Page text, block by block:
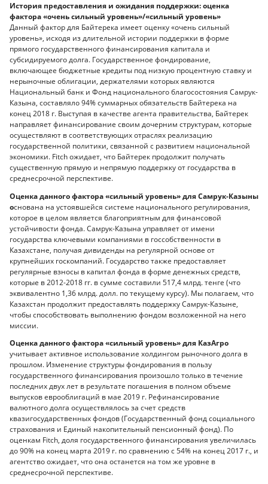
История предоставления и ожидания поддержки: оценка
фактора «очень сильный уровень»/«сильный уровень»
Данный фактор для Байтерека имеет оценку «очень сильный
уровень», исходя из длительной истории поддержки в форме
прямого государственного финансирования капитала и
субсидируемого долга. Государственное фондирование,
включающее бюджетные кредиты под низкую процентную ставку и
нерыночные облигации, держателями которых являются
Национальный банк и Фонд национального благосостояния Самрук-
Казына, составляло 94% суммарных обязательств Байтерека на
конец 2018 г. Выступая в качестве агента правительства, Байтерек
направляет финансирование своим дочерним структурам, которые
осуществляют в соответствующих отраслях реализацию
государственной политики, связанной с развитием национальной
экономики. Fitch ожидает, что Байтерек продолжит получать
существенную прямую и непрямую поддержку от государства в
среднесрочной перспективе.
Оценка данного фактора «сильный уровень» для Самрук-Казыны
основана на устоявшейся системе национального регулирования,
которое в целом является благоприятным для финансовой
устойчивости фонда. Самрук-Казына управляет от имени
государства ключевыми компаниями в госсобственности в
Казахстане, получая дивиденды на регулярной основе от
крупнейших госкомпаний. Государство также предоставляет
регулярные взносы в капитал фонда в форме денежных средств,
которые в 2012-2018 гг. в сумме составили 517,4 млрд. тенге (что
эквивалентно 1,36 млрд. долл. по текущему курсу). Мы полагаем, что
Казахстан продолжит предоставлять поддержку Самрук-Казыне,
чтобы способствовать выполнению фондом возложенной на него
миссии.
Оценка данного фактора «сильный уровень» для КазАгро
учитывает активное использование холдингом рыночного долга в
прошлом. Изменение структуры фондирования в пользу
государственного финансирования произошло только в течение
последних двух лет в результате погашения в полном объеме
выпусков еврооблигаций в мае 2019 г. Рефинансирование
валютного долга осуществлялось за счет средств
квазигосударственных фондов (Государственный фонд социального
страхования и Единый накопительный пенсионный фонд). По
оценкам Fitch, доля государственного финансирования увеличилась
до 90% на конец марта 2019 г. по сравнению с 54% на конец 2017 г., и
агентство ожидает, что она останется на том же уровне в
среднесрочной перспективе.